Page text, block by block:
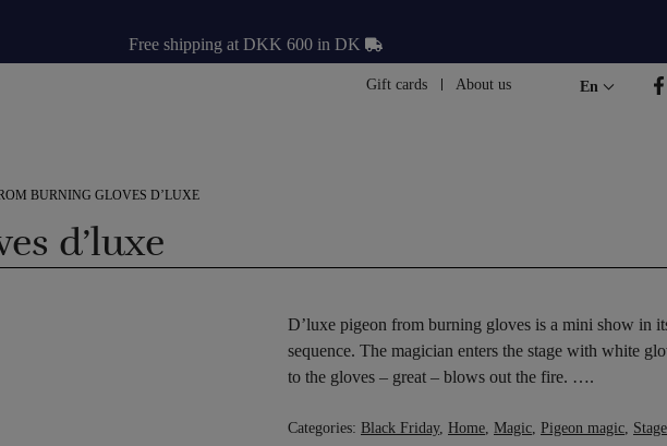
Free shipping at DKK 600 in DK
Gift cards About us En
BURNING GLOVES D’LUXE
d’luxe
D’luxe pigeon from burning gloves is a mini show in
sequence. The magician enters the stage with white
to the gloves – great – blows out the fire. ….
Categories: Black Friday, Home Magic Pigeon magic